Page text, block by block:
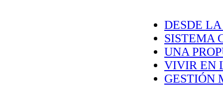
DESDE
SISTEMA
UNA
VIVIR EN
GESTIÓN